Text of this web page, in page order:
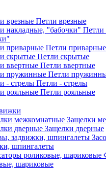
Петли врезные
Петли
Петли приварные
Петли скрытые
Петли ввертные
Петли
Петли - стрелы
Петли рояльные
Защелки
Защелки дверные
шпингалеты
шариковые